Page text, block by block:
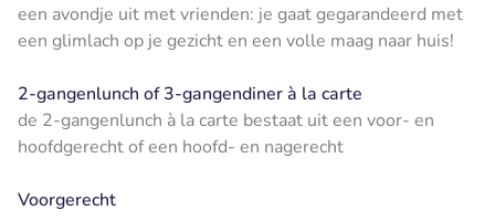
een avondje uit met vrienden: je gaat gegarandeerd met
een glimlach op je gezicht en een volle maag naar huis!
2-gangenlunch of 3-gangendiner à la carte
de 2-gangenlunch à la carte bestaat uit een voor- en
hoofdgerecht of een hoofd- en nagerecht
Voorgerecht